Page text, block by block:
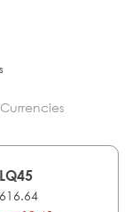
Currencies
LQ45
616.64